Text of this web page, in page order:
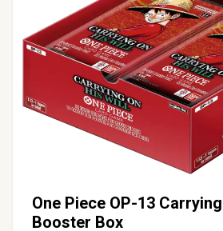
One Piece OP-13
Booster Box